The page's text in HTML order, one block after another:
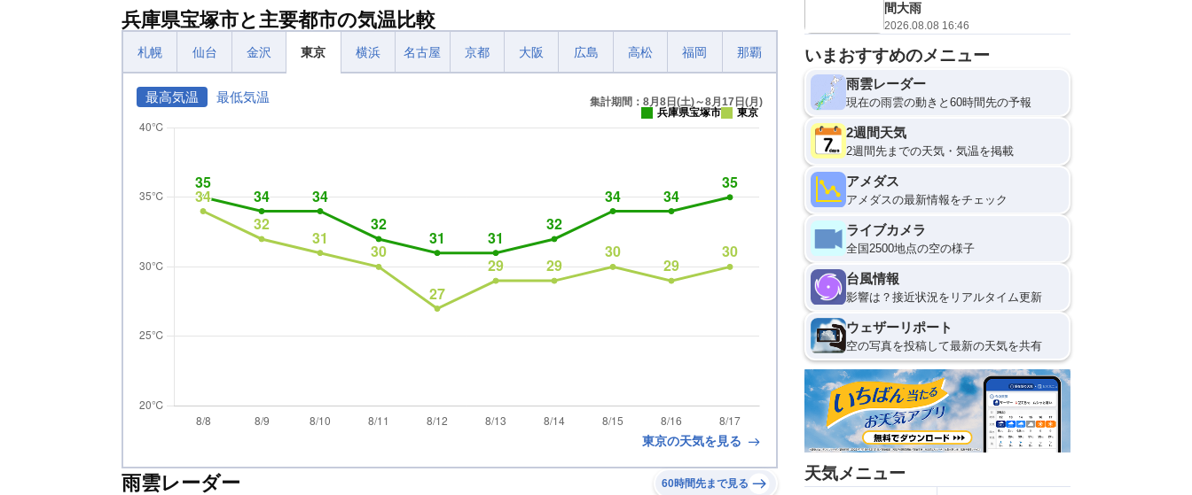
兵庫県宝塚市と主要都市の気温比較
札幌 仙台 金沢 東京 横浜 名古屋 京都 大阪 広島 高松 福岡 那覇
最高気温 最低気温
集計期間：8月8日(土)～8月17日(月)
兵庫県宝塚市
東京
東京の天気を見る
雨雲レーダー 60時間先まで見る
間大雨
2026.08.08 16:46
いまおすすめのメニュー
雨雲レーダー
現在の雨雲の動きと60時間先の予報
2週間天気
2週間先までの天気・気温を掲載
アメダス
アメダスの最新情報をチェック
ライブカメラ
全国2500地点の空の様子
台風情報
影響は？接近状況をリアルタイム更新
ウェザーリポート
空の写真を投稿して最新の天気を共有
天気メニュー